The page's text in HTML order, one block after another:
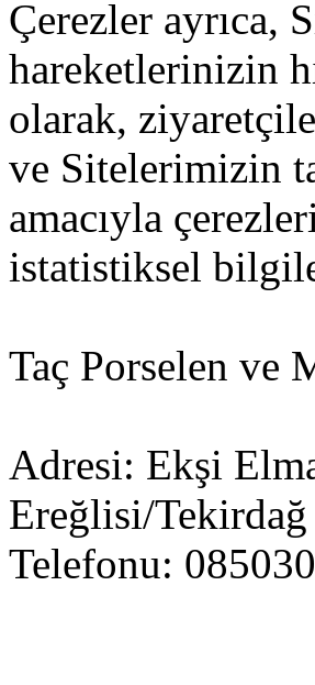
Çerezler ayrıca,
hareketlerinizin
olarak,
ve Sitelerimizin
amacıyla
istatistiksel
Taç Porselen ve
Adresi: Ekşi
Ereğlisi/Tekirdağ
Telefonu: